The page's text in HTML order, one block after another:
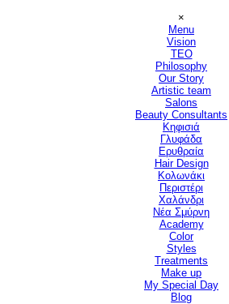
×
Menu
Vision
TEO
Philosophy
Our Story
Artistic team
Salons
Beauty Consultants
Κηφισιά
Γλυφάδα
Ερυθραία
Hair Design▼
Κολωνάκι
Περιστέρι
Χαλάνδρι
Νέα Σμύρνη
Academy
Color
Styles
Treatments
Make up
My Special Day
Blog